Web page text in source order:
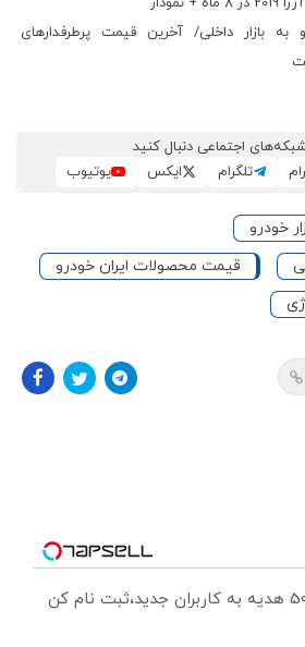
به بازار داخلی/ آخرین قیمت پرطرفدارهای
شبکه‌های اجتماعی دنبال کنید
تلگرام ایکس یوتیوب
خودرو
قیمت محصولات ایران خودرو
نام کن